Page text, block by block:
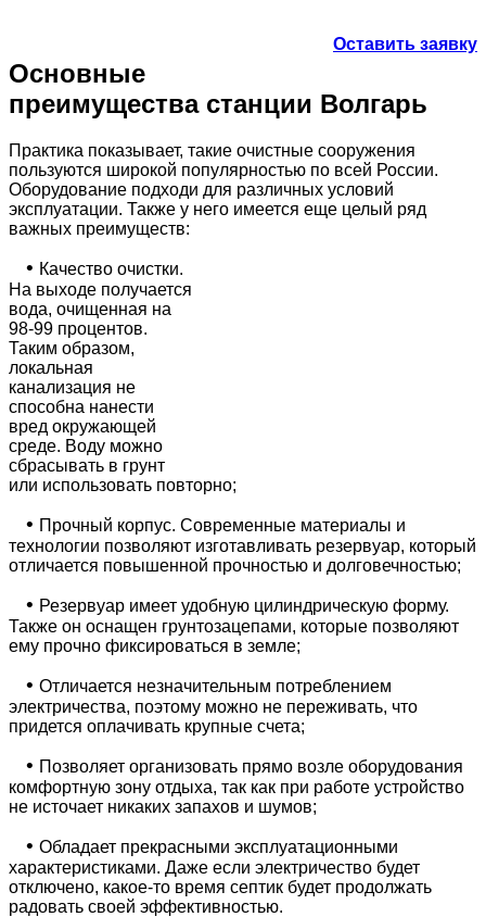
Оставить заявку
Основные
преимущества станции Волгарь
Практика показывает, такие очистные сооружения
пользуются широкой популярностью по всей России.
Оборудование подходи для различных условий
эксплуатации. Также у него имеется еще целый ряд
важных преимуществ:
• Качество очистки.
На выходе получается
вода, очищенная на
98-99 процентов.
Таким образом,
локальная
канализация не
способна нанести
вред окружающей
среде. Воду можно
сбрасывать в грунт
или использовать повторно;
• Прочный корпус. Современные материалы и
технологии позволяют изготавливать резервуар, который
отличается повышенной прочностью и долговечностью;
• Резервуар имеет удобную цилиндрическую форму.
Также он оснащен грунтозацепами, которые позволяют
ему прочно фиксироваться в земле;
• Отличается незначительным потреблением
электричества, поэтому можно не переживать, что
придется оплачивать крупные счета;
• Позволяет организовать прямо возле оборудования
комфортную зону отдыха, так как при работе устройство
не источает никаких запахов и шумов;
• Обладает прекрасными эксплуатационными
характеристиками. Даже если электричество будет
отключено, какое-то время септик будет продолжать
радовать своей эффективностью.